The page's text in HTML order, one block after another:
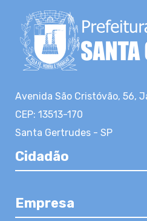
Avenida São Cristóvão, 56,
CEP: 13513-170
Santa Gertrudes - SP
Cidadão
Empresa